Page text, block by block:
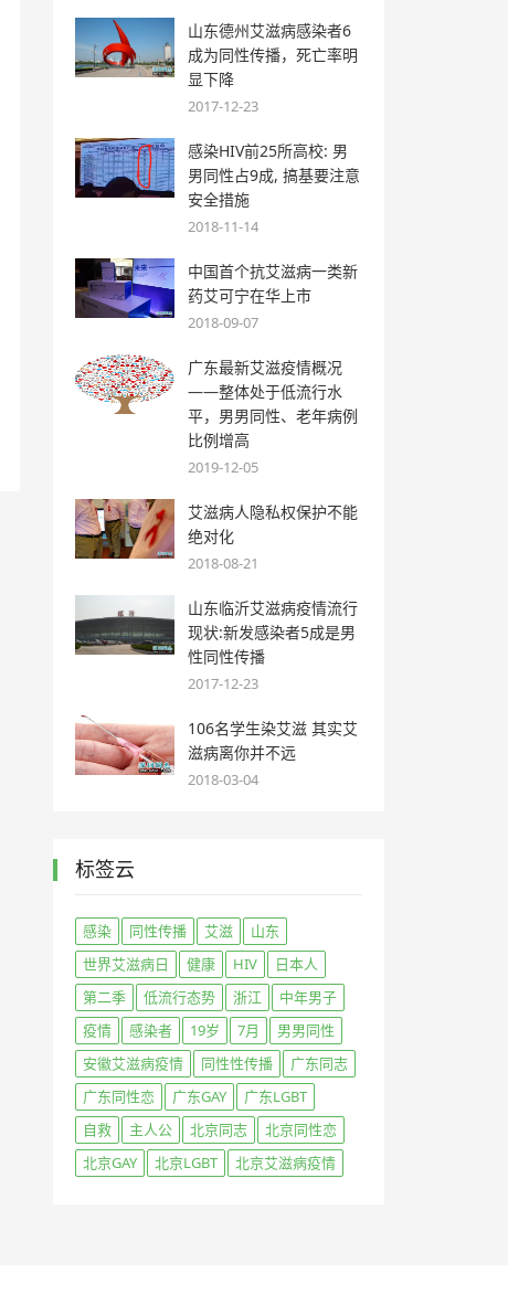
山东德州艾滋病感染者6
成为同性传播，死亡率明
显下降
2017-12-23
感染HIV前25所高校: 男
男同性占9成, 搞基要注意
安全措施
2018-11-14
中国首个抗艾滋病一类新
药艾可宁在华上市
2018-09-07
广东最新艾滋疫情概况
——整体处于低流行水
平，男男同性、老年病例
比例增高
2019-12-05
艾滋病人隐私权保护不能
绝对化
2018-08-21
山东临沂艾滋病疫情流行
现状:新发感染者5成是男
性同性传播
2017-12-23
106名学生染艾滋 其实艾
滋病离你并不远
2018-03-04
标签云
感染 同性传播 艾滋
山东
世界艾滋病日
健康 HIV
日本人
第二季
低流行态势 浙江
中年男子
疫情
感染者 19岁 7月
男男同性
安徽艾滋病疫情
同性性传播
广东同志
广东同性恋
广东GAY
广东LGBT
自救
主人公 北京同志
北京同性恋
北京GAY
北京LGBT 北京艾滋病疫情